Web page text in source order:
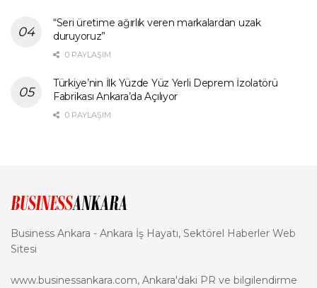
“Seri üretime ağırlık veren markalardan uzak
duruyoruz”
0 PAYLAŞIM
Türkiye’nin İlk Yüzde Yüz Yerli Deprem İzolatörü
Fabrikası Ankara’da Açılıyor
0 PAYLAŞIM
Business Ankara - Ankara İş Hayatı, Sektörel Haberler Web
Sitesi
www.businessankara.com, Ankara'daki PR ve bilgilendirme